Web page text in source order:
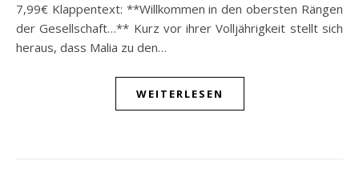
7,99€ Klappentext: **Willkommen in den obersten Rängen
der Gesellschaft…** Kurz vor ihrer Volljährigkeit stellt sich
heraus, dass Malia zu den…
WEITERLESEN